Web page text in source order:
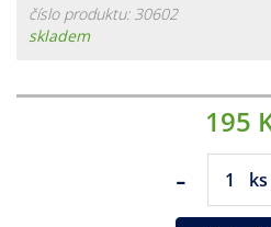
číslo produktu: 30602
skladem
195
- ks